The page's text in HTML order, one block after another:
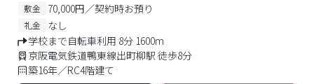
敷金 70,000円／契約時お預り
礼金
なし
学校まで自転車利用 8分 1600m
京阪電気鉄道鴨東線出町柳駅 徒歩8分
築16年／RC4階建て